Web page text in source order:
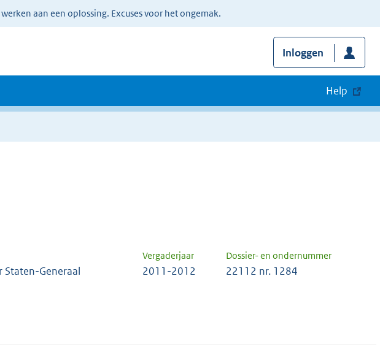
aan een oplossing. Excuses voor het ongemak.
Inloggen
Help
Vergaderjaar Dossier- en ondernummer
Staten-Generaal 2011-2012 22112 nr. 1284